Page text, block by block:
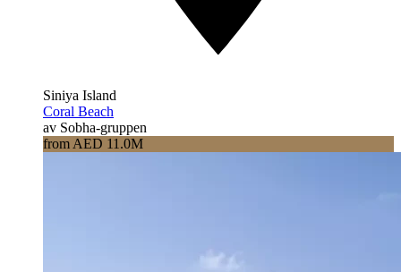
Siniya Island
Coral Beach
av Sobha-gruppen
from AED 11.0M